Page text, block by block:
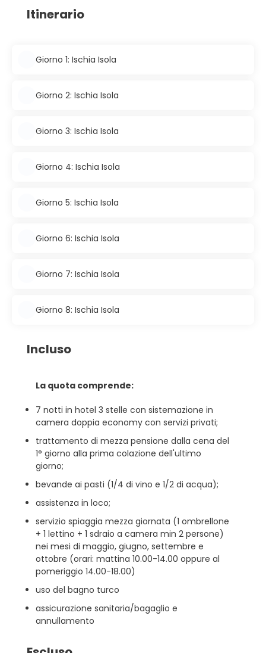
Itinerario
Giorno 1: Ischia Isola
Giorno 2: Ischia Isola
Giorno 3: Ischia Isola
Giorno 4: Ischia Isola
Giorno 5: Ischia Isola
Giorno 6: Ischia Isola
Giorno 7: Ischia Isola
Giorno 8: Ischia Isola
Incluso
La quota comprende:
7 notti in hotel 3 stelle con sistemazione in
camera doppia economy con servizi privati;
trattamento di mezza pensione dalla cena del
1° giorno alla prima colazione dell'ultimo
giorno;
bevande ai pasti (1/4 di vino e 1/2 di acqua);
assistenza in loco;
servizio spiaggia mezza giornata (1 ombrellone
+ 1 lettino + 1 sdraio a camera min 2 persone)
nei mesi di maggio, giugno, settembre e
ottobre (orari: mattina 10.00-14.00 oppure al
pomeriggio 14.00-18.00)
uso del bagno turco
assicurazione sanitaria/bagaglio e
annullamento